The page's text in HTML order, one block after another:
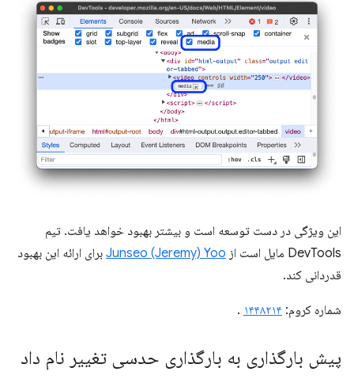
این ویژگی در دست توسعه است و بیشتر بهبود خواهد یافت. تیم
DevTools مایل است از
Junseo (Jeremy) Yoo برای ارائه این بهبود
قدردانی کند.
شماره کروم: ۱۴۴۸۲۱۴ .
پیش بارگذاری به بارگذاری حدسی تغییر نام داد